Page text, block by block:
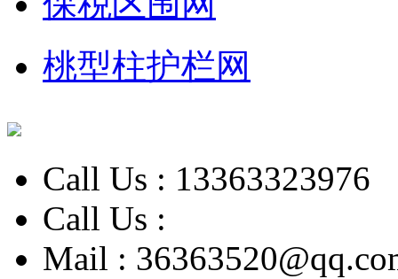
桃型柱护栏网
Call Us : 13363323976
Call Us :
Mail :